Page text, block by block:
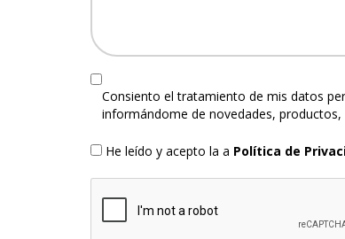
Consiento el tratamiento de mis datos
informándome de novedades,
He leído y acepto la a Política de